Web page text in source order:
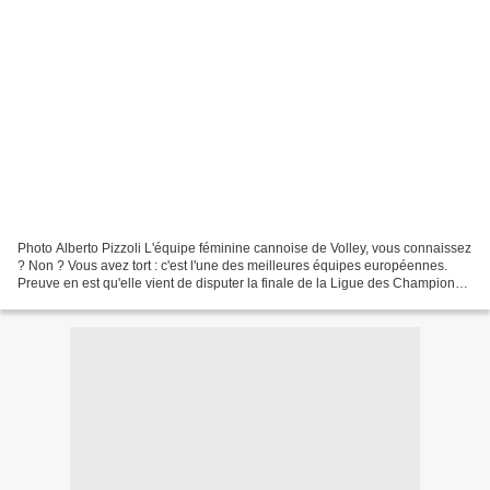
Photo Alberto Pizzoli L'équipe féminine cannoise de Volley, vous connaissez
? Non ? Vous avez tort : c'est l'une des meilleures équipes européennes.
Preuve en est qu'elle vient de disputer la finale de la Ligue des Champions